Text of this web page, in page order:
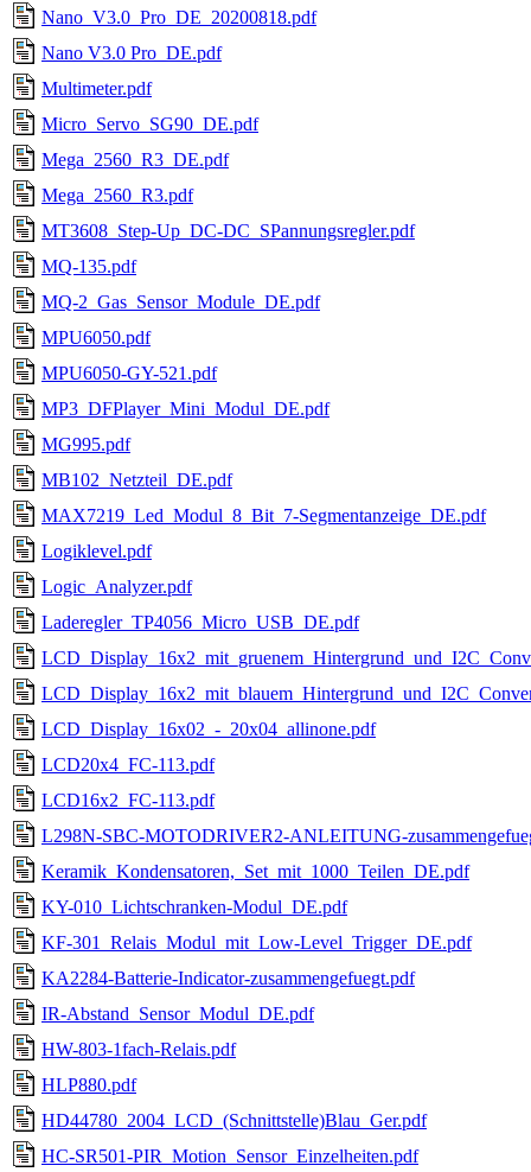
Nano_V3.0_Pro_DE_20200818.pdf
Nano V3.0 Pro_DE.pdf
Multimeter.pdf
Micro_Servo_SG90_DE.pdf
Mega_2560_R3_DE.pdf
Mega_2560_R3.pdf
MT3608_Step-Up_DC-DC_SPannungsregler.pdf
MQ-135.pdf
MQ-2_Gas_Sensor_Module_DE.pdf
MPU6050.pdf
MPU6050-GY-521.pdf
MP3_DFPlayer_Mini_Modul_DE.pdf
MG995.pdf
MB102_Netzteil_DE.pdf
MAX7219_Led_Modul_8_Bit_7-Segmentanzeige_DE.pdf
Logiklevel.pdf
Logic_Analyzer.pdf
Laderegler_TP4056_Micro_USB_DE.pdf
LCD_Display_16x02_-_20x04_allinone.pdf
LCD20x4_FC-113.pdf
LCD16x2_FC-113.pdf
L298N-SBC-MOTODRIVER2-ANLEITUNG-
Keramik_Kondensatoren,_Set_mit_1000_Teilen_DE.pdf
KY-010_Lichtschranken-Modul_DE.pdf
KF-301_Relais_Modul_mit_Low-Level_Trigger_DE.pdf
KA2284-Batterie-Indicator-zusammengefuegt.pdf
IR-Abstand_Sensor_Modul_DE.pdf
HW-803-1fach-Relais.pdf
HLP880.pdf
HD44780_2004_LCD_(Schnittstelle)Blau_Ger.pdf
HC-SR501-PIR_Motion_Sensor_Einzelheiten.pdf